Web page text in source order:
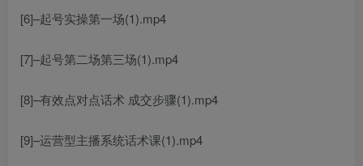
[6]–起号实操第一场(1).mp4
[7]–起号第二场第三场(1).mp4
[8]–有效点对点话术 成交步骤(1).mp4
[9]–运营型主播系统话术课(1).mp4